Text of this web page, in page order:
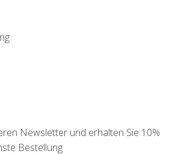
Newsletter und erhalten Sie 10%
Bestellung